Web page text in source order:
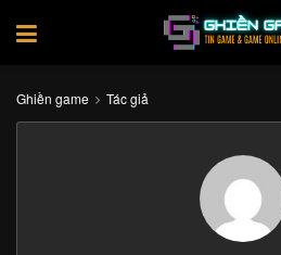
Ghiền game Tác giả